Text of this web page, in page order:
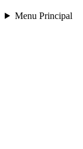
Menu Principal